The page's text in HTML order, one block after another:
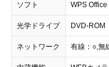
ソフト WPS
光学ドライブ DVD-ROM
ネットワーク 有線：○,無